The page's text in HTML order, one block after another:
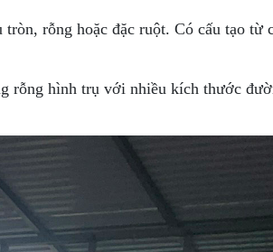
rỗng hoặc đặc ruột. Có cấu tạo từ
rỗng hình trụ với nhiều kích thước